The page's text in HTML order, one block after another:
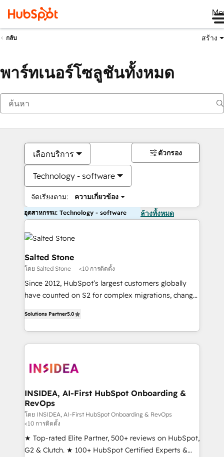
กลับ สร้าง
พาร์ทเนอร์โซลูชันทั้งหมด
เลือกบริการ
Technology - software
จัดเรียงตาม: ความเกี่ยวข้อง
ตัวกรอง
อุตสาหกรรม: Technology - software ล้างทั้งหมด
Salted Stone
โดย Salted Stone <10 การติดตั้ง
Since 2012, HubSpot’s largest customers globally
have counted on S2 for complex migrations, change
solutions that deliver measurable impact and
transform brand experiences As one of the few full-
service creative agencies in the HubSpot
winning design to build scalable, globally
marketing campaigns, & RevOps frameworks that
fuel long-term success We connect the entire
customer lifecycle through seamless integrations,
ensure long-term adoption with change-
management programs, and align marketing, sales,
and service to drive sustainable growth With 6 key
Solutions Partner5.0
INSIDEA, AI-First HubSpot Onboarding &
RevOps
โดย INSIDEA, AI-First HubSpot Onboarding & RevOps
<10 การติดตั้ง
★ Top-rated Elite Partner, 500+ reviews on HubSpot,
G2 & Clutch. ★ 100+ HubSpot Certified Experts &